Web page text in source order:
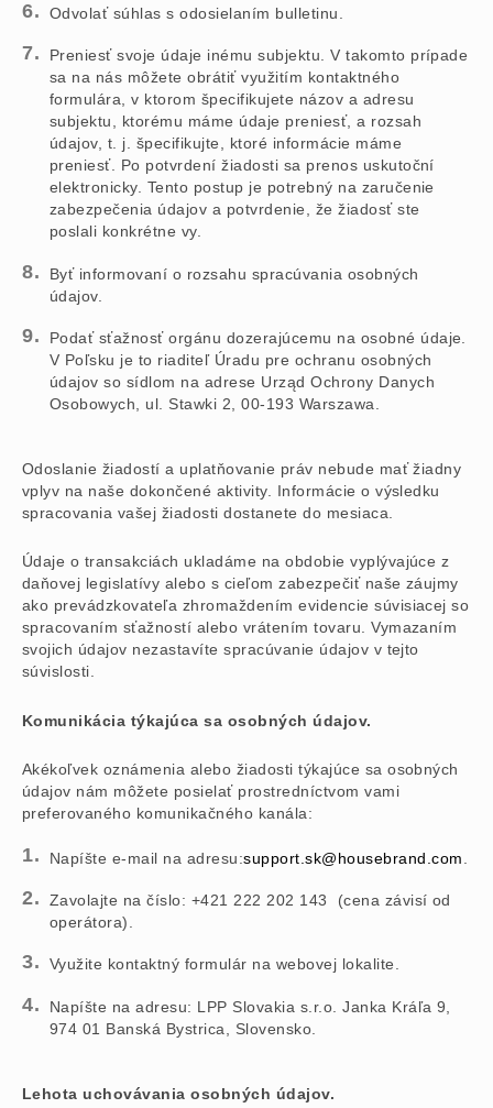
Odvolať súhlas s odosielaním bulletinu.
Preniesť svoje údaje inému subjektu. V takomto prípade
sa na nás môžete obrátiť využitím kontaktného
formulára, v ktorom špecifikujete názov a adresu
subjektu, ktorému máme údaje preniesť, a rozsah
údajov, t. j. špecifikujte, ktoré informácie máme
preniesť. Po potvrdení žiadosti sa prenos uskutoční
elektronicky. Tento postup je potrebný na zaručenie
zabezpečenia údajov a potvrdenie, že žiadosť ste
poslali konkrétne vy.
Byť informovaní o rozsahu spracúvania osobných
údajov.
Podať sťažnosť orgánu dozerajúcemu na osobné údaje.
V Poľsku je to riaditeľ Úradu pre ochranu osobných
údajov so sídlom na adrese Urząd Ochrony Danych
Osobowych, ul. Stawki 2, 00-193 Warszawa.
Odoslanie žiadostí a uplatňovanie práv nebude mať žiadny
vplyv na naše dokončené aktivity. Informácie o výsledku
spracovania vašej žiadosti dostanete do mesiaca.
Údaje o transakciách ukladáme na obdobie vyplývajúce z
daňovej legislatívy alebo s cieľom zabezpečiť naše záujmy
ako prevádzkovateľa zhromaždením evidencie súvisiacej so
spracovaním sťažností alebo vrátením tovaru. Vymazaním
svojich údajov nezastavíte spracúvanie údajov v tejto
súvislosti.
Komunikácia týkajúca sa osobných údajov.
Akékoľvek oznámenia alebo žiadosti týkajúce sa osobných
údajov nám môžete posielať prostredníctvom vami
preferovaného komunikačného kanála:
Napíšte e-mail na adresu:support.sk@housebrand.com
Zavolajte na číslo: +421 222 202 143 (cena závisí od
operátora).
Využite kontaktný formulár na webovej lokalite.
Napíšte na adresu: LPP Slovakia s.r.o. Janka Kráľa 9,
974 01 Banská Bystrica, Slovensko.
Lehota uchovávania osobných údajov.